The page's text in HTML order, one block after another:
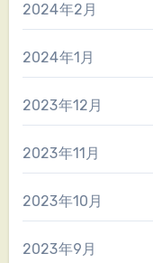
2024年2月
2024年1月
2023年12月
2023年11月
2023年10月
2023年9月